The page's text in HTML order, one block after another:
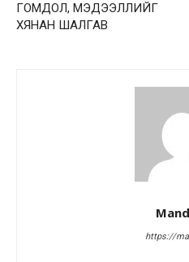
ГОМДОЛ, МЭДЭЭЛЛИЙГ
ХЯНАН ШАЛГАВ
https://